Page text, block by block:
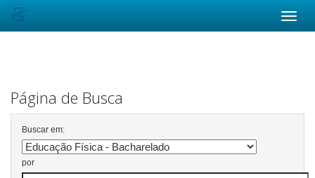
Página de Busca
Buscar em:
por